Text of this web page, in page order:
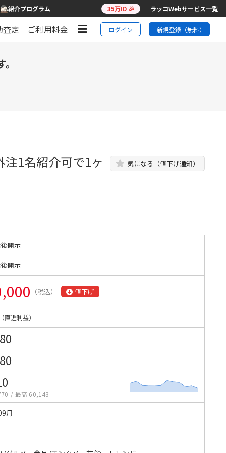
紹介プログラム 35万ID 🎉 ラッコWebサービス一覧
査定 ご利用料金 ログイン 新規登録（無料）
注1名紹介可で1ヶ
気になる（値下げ通知）
開示
開示
（税込） 値下げ
（直近利益）
/ 最高 60,143
月